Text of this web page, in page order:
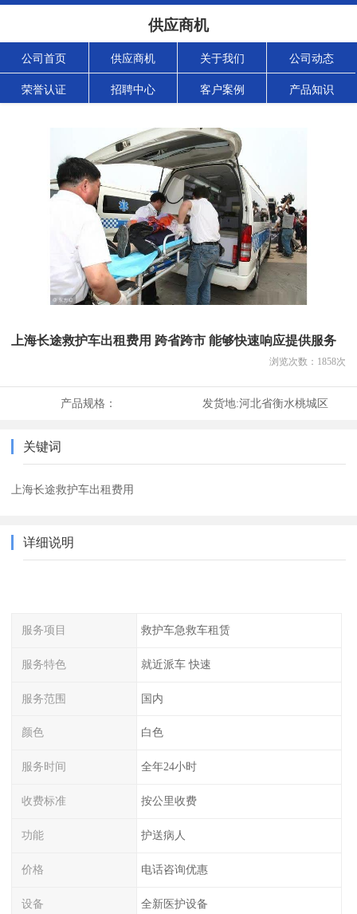
供应商机
公司首页 供应商机 关于我们 公司动态
荣誉认证 招聘中心 客户案例 产品知识
上海长途救护车出租费用 跨省跨市 能够快速响应提供服务
浏览次数： 1858次
产品规格： 发货地:河北省衡水桃城区
关键词
上海长途救护车出租费用
详细说明
服务项目 救护车急救车租赁
服务特色 就近派车 快速
服务范围 国内
颜色 白色
服务时间 全年24小时
收费标准 按公里收费
功能 护送病人
价格 电话咨询优惠
设备 全新医护设备